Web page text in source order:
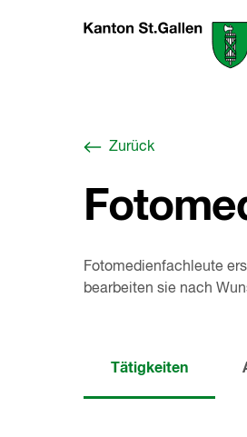
Berufswahl-
Zurück
Fotomedienfachleute
bearbeiten sie nach
Tätigkeiten